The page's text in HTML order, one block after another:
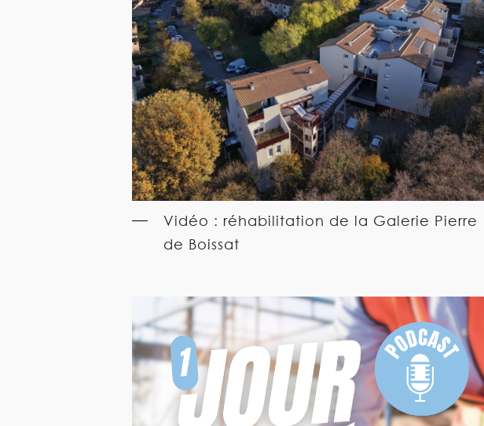
Vidéo : réhabilitation de la Galerie Pierre
de Boissat